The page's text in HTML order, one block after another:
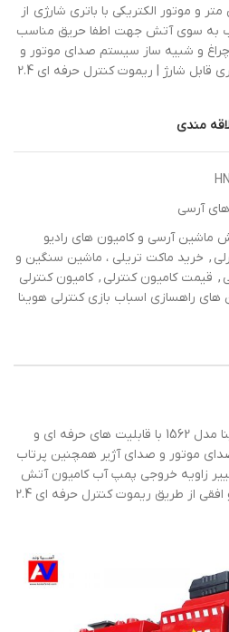
1:14 طول 47 سانتی متر و موتور الکتریکی با باتری شارژی از
آب به سوی آتش جهت اطفا حریق مناسب
چراغ و شبیه ساز سیستم صدای موتور و
آژیر | موتور الکتریکی قوی و باتری قابل شارژ | ریموت کنترل حرفه ای 2.4
مندی
آرسی
ماشین آرسی و کامیون های رادیو
, خرید ماکت تریلی ، ماشین سنگین و
, قیمت کامیون کنترلی , کامیون کنترلی
های راهسازی اسباب بازی کنترلی هوینا
ماشین آتش نشانی کنترلی هوینا مدل 1562 با قابلیت های حرفه ای و
موتور و صدای آژیر همچنین پرتاب
زاویه خروجی پمپ آب کامیون آتش
نشانی کنترلی در محور عمودی و افقی از طریق ریموت کنترل حرفه ای 2.4